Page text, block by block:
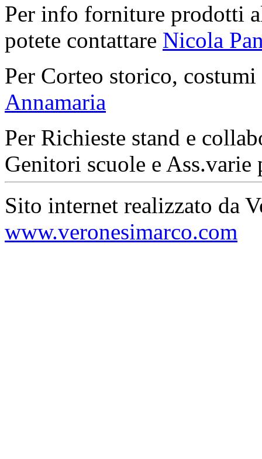
Per info forniture prodotti
potete contattare Nicola
Per Corteo storico,
Annamaria
Per Richieste stand e
Genitori scuole e Ass.varie
Sito internet realizzato da
www.veronesimarco.com